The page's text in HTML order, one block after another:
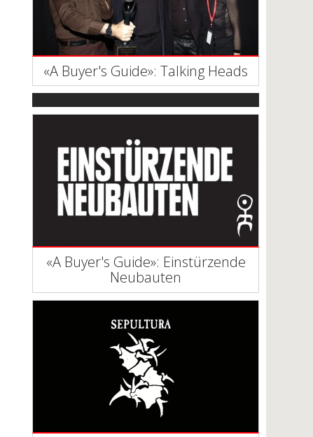
«A Buyer's Guide»: Talking Heads
«A Buyer's Guide»: Einstürzende
Neubauten